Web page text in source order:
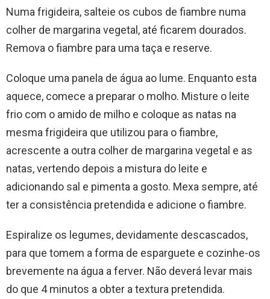
Numa frigideira, salteie os cubos de fiambre numa
colher de margarina vegetal, até ficarem dourados.
Remova o fiambre para uma taça e reserve.
Coloque uma panela de água ao lume. Enquanto esta
aquece, comece a preparar o molho. Misture o leite
frio com o amido de milho e coloque as natas na
mesma frigideira que utilizou para o fiambre,
acrescente a outra colher de margarina vegetal e as
natas, vertendo depois a mistura do leite e
adicionando sal e pimenta a gosto. Mexa sempre, até
ter a consistência pretendida e adicione o fiambre.
Espiralize os legumes, devidamente descascados,
para que tomem a forma de esparguete e cozinhe-os
brevemente na água a ferver. Não deverá levar mais
do que 4 minutos a obter a textura pretendida.